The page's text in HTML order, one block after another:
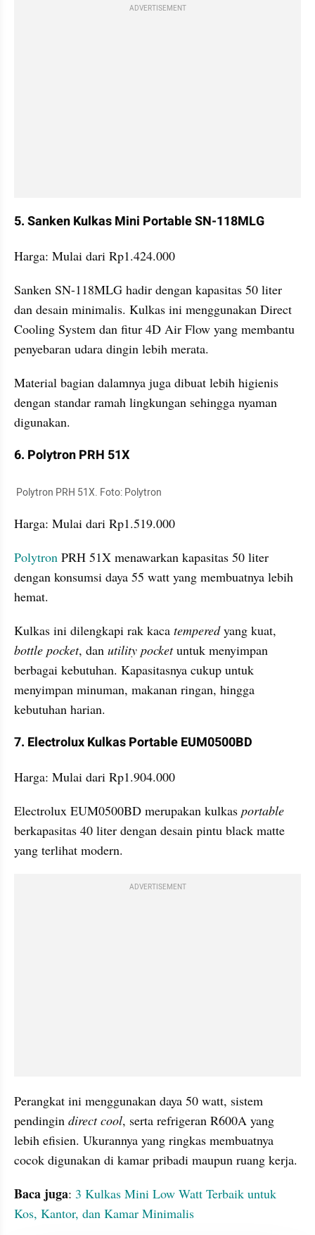
ADVERTISEMENT
5. Sanken Kulkas Mini Portable SN-118MLG
Harga: Mulai dari Rp1.424.000
Sanken SN-118MLG hadir dengan kapasitas 50 liter
dan desain minimalis. Kulkas ini menggunakan Direct
Cooling System dan fitur 4D Air Flow yang membantu
penyebaran udara dingin lebih merata.
Material bagian dalamnya juga dibuat lebih higienis
dengan standar ramah lingkungan sehingga nyaman
digunakan.
6. Polytron PRH 51X
Polytron PRH 51X. Foto: Polytron
Harga: Mulai dari Rp1.519.000
Polytron PRH 51X menawarkan kapasitas 50 liter
dengan konsumsi daya 55 watt yang membuatnya lebih
hemat.
Kulkas ini dilengkapi rak kaca tempered
bottle pocket, dan utility pocket untuk menyimpan
berbagai kebutuhan. Kapasitasnya cukup untuk
menyimpan minuman, makanan ringan, hingga
kebutuhan harian.
7. Electrolux Kulkas Portable EUM0500BD
Harga: Mulai dari Rp1.904.000
Electrolux EUM0500BD merupakan kulkas
berkapasitas 40 liter dengan desain pintu black matte
yang terlihat modern.
ADVERTISEMENT
Perangkat ini menggunakan daya 50 watt, sistem
pendingin direct cool, serta refrigeran R600A yang
lebih efisien. Ukurannya yang ringkas membuatnya
cocok digunakan di kamar pribadi maupun ruang kerja.
Baca juga: 3 Kulkas Mini Low Watt Terbaik untuk
Kos, Kantor, dan Kamar Minimalis